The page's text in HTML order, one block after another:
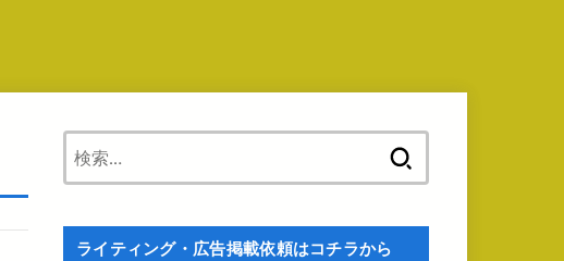
ライティング・広告掲載依頼はコチラから